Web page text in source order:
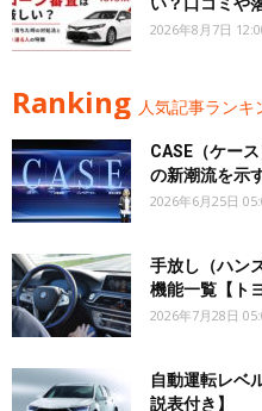
い？口コミや
2026年8月7日
Ranking 人気記事ランキ
CASE（ケー
の新潮流を示
2026年6月25日
手放し（ハン
機能一覧【ト
2026年7月28日
自動運転レベ
説表付き】